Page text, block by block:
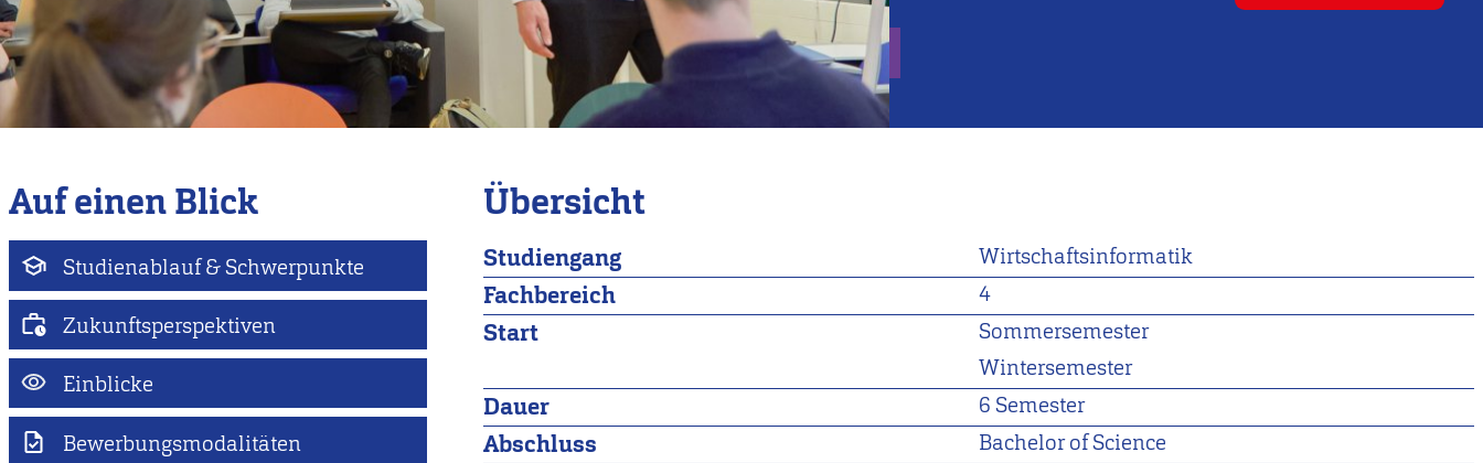
Auf einen Blick
Studienablauf & Schwerpunkte
Zukunftsperspektiven
Einblicke
Bewerbungsmodalitäten
Übersicht
Studiengang Wirtschaftsinformatik
Fachbereich 4
Start
Sommersemester
Wintersemester
Dauer 6 Semester
Abschluss Bachelor of Science